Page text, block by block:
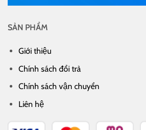
SẢN PHẨM
Giới thiệu
Chính sách đổi trả
Chính sách vận chuyển
Liên hệ